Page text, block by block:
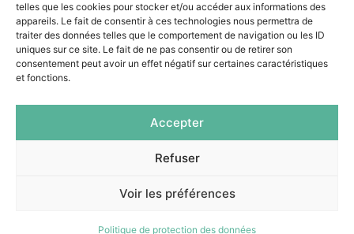
telles que les cookies pour stocker et/ou accéder aux informations des
appareils. Le fait de consentir à ces technologies nous permettra de
traiter des données telles que le comportement de navigation ou les ID
uniques sur ce site. Le fait de ne pas consentir ou de retirer son
consentement peut avoir un effet négatif sur certaines caractéristiques
et fonctions.
Accepter
Refuser
Voir les préférences
Politique de protection des données
MENU
RESTONS EN
format-paysage.com
Téléphone : 01 83 35 32 59
Adresse : 53 Avenue LENINE